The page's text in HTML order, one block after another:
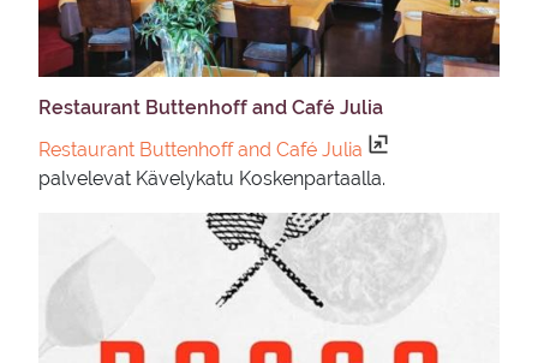
Res­tau­rant But­ten­hoff and Café Julia
Restaurant Buttenhoff and Café Julia
palvelevat Kävelykatu Koskenpartaalla.